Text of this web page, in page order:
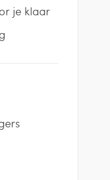
je klaar